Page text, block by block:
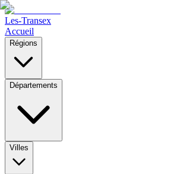
Les-Transex
Accueil
Régions
Départements
Villes